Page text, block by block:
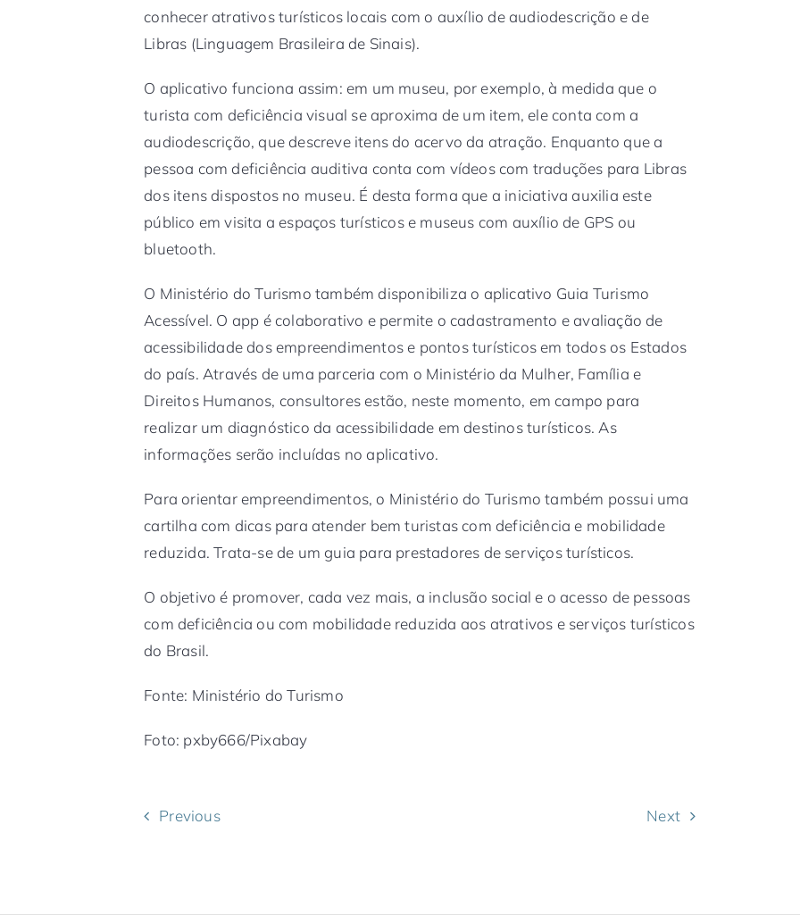
conhecer atrativos turísticos locais com o auxílio de audiodescrição e de
Libras (Linguagem Brasileira de Sinais).
O aplicativo funciona assim: em um museu, por exemplo, à medida que o
turista com deficiência visual se aproxima de um item, ele conta com a
audiodescrição, que descreve itens do acervo da atração. Enquanto que a
pessoa com deficiência auditiva conta com vídeos com traduções para Libras
dos itens dispostos no museu. É desta forma que a iniciativa auxilia este
público em visita a espaços turísticos e museus com auxílio de GPS ou
bluetooth.
O Ministério do Turismo também disponibiliza o aplicativo Guia Turismo
Acessível. O app é colaborativo e permite o cadastramento e avaliação de
acessibilidade dos empreendimentos e pontos turísticos em todos os Estados
do país. Através de uma parceria com o Ministério da Mulher, Família e
Direitos Humanos, consultores estão, neste momento, em campo para
realizar um diagnóstico da acessibilidade em destinos turísticos. As
informações serão incluídas no aplicativo.
Para orientar empreendimentos, o Ministério do Turismo também possui uma
cartilha com dicas para atender bem turistas com deficiência e mobilidade
reduzida. Trata-se de um guia para prestadores de serviços turísticos.
O objetivo é promover, cada vez mais, a inclusão social e o acesso de pessoas
com deficiência ou com mobilidade reduzida aos atrativos e serviços turísticos
do Brasil.
Fonte: Ministério do Turismo
Foto: pxby666/Pixabay
Previous Next